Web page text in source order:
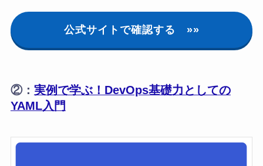
公式サイトで確認する »»
②： 実例で学ぶ！DevOps基礎力としての
YAML入門